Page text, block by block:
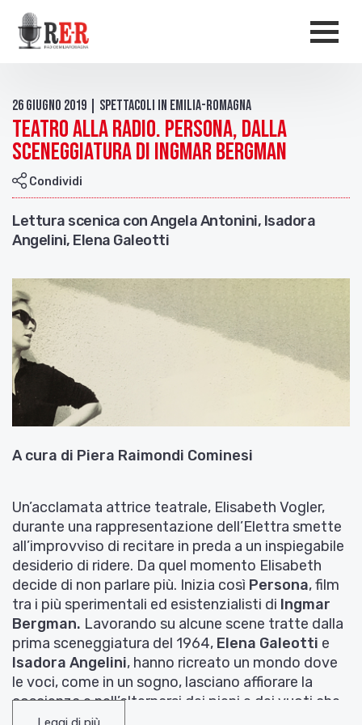
Salta al contenuto principale
26 Giugno 2019 | Spettacoli in Emilia-Romagna
Teatro alla radio. Persona, dalla
sceneggiatura di Ingmar Bergman
Condividi
Lettura scenica con Angela Antonini, Isadora
Angelini, Elena Galeotti
A cura di Piera Raimondi Cominesi
Un’acclamata attrice teatrale, Elisabeth Vogler,
durante una rappresentazione dell’Elettra smette
all’improvviso di recitare in preda a un inspiegabile
desiderio di ridere. Da quel momento Elisabeth
decide di non parlare più. Inizia così Persona, film
tra i più sperimentali ed esistenzialisti di Ingmar
Bergman. Lavorando su alcune scene tratte dalla
prima sceneggiatura del 1964, Elena Galeotti e
Isadora Angelini, hanno ricreato un mondo dove
le voci, come in un sogno, lasciano affiorare la
coscienza e nell’alternarsi dei pieni e dei vuoti che
le parole portano e comportano, del grado di